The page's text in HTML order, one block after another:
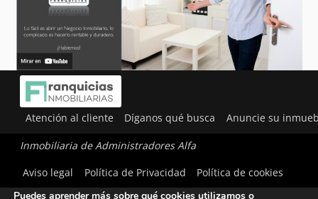
Atención al cliente Díganos qué busca Anuncie su
Inmobiliaria de Administradores Alfa
Aviso legal
Política de Privacidad Política de cookies
Utilizamos cookies para ofrecerte la mejor experiencia en
nuestra web.
Puedes aprender más sobre qué cookies utilizamos o